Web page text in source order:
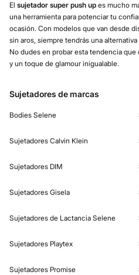
El sujetador super push up es mucho
una herramienta para potenciar tu
ocasión. Con modelos que van desde
sin aros, siempre tendrás una
No dudes en probar esta tendencia
y un toque de glamour inigualable.
Sujetadores de marcas
Bodies Selene
Sujetadores Calvin Klein
Sujetadores DIM
Sujetadores Gisela
Sujetadores de Lactancia Selene
Sujetadores Playtex
Sujetadores Promise